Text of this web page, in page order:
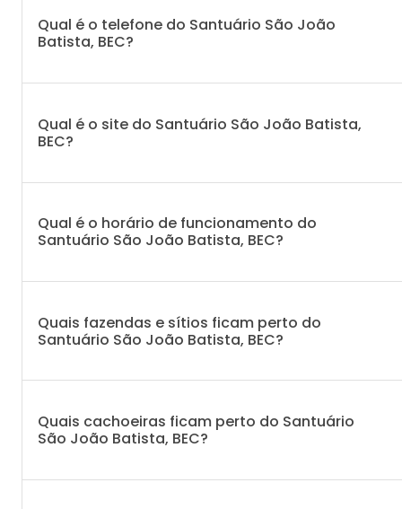
Qual é o telefone do Santuário São João
Batista, BEC?
Qual é o site do Santuário São João Batista,
BEC?
Qual é o horário de funcionamento do
Santuário São João Batista, BEC?
Quais fazendas e sítios ficam perto do
Santuário São João Batista, BEC?
Quais cachoeiras ficam perto do Santuário
São João Batista, BEC?